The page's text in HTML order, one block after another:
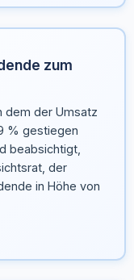
zum
dem der Umsatz
% gestiegen
beabsichtigt,
der
in Höhe von